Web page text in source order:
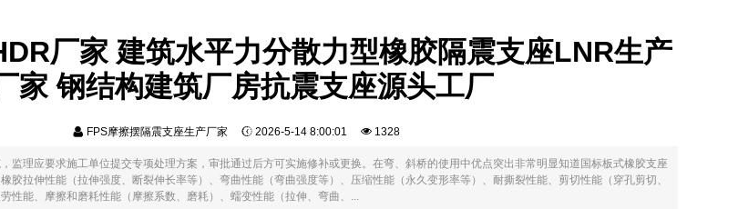
厂家 建筑水平力分散力型橡胶隔震支座LNR生产
家 钢结构建筑厂房抗震支座源头工厂
FPS摩擦摆隔震支座生产厂家 2026-5-14 8:00:01 1328
监理应要求施工单位提交专项处理方案，审批通过后方可实施修补或更换。在弯、斜桥的使用中优点突出非常明显知道国标板式橡胶支座
胶拉伸性能（拉伸强度、断裂伸长率等）、弯曲性能（弯曲强度等）、压缩性能（永久变形率等）、耐撕裂性能、剪切性能（穿孔剪切、
性能、摩擦和磨耗性能（摩擦系数、磨耗）、蠕变性能（拉伸、弯曲、...